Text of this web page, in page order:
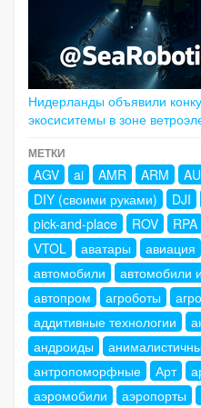
Нидерланды объявили
экосиситемы в зоне
МЕТКИ
AGV ai AMR ARM
DIY (своими руками)
DJI
pick-and-place
ROV RPA
VTOL
аватары авиация
автомобили
автомобили
автопром
агроботы
аддитивные технологии
андроиды
антропоморфные
Арт
аэромобили
аэропорты